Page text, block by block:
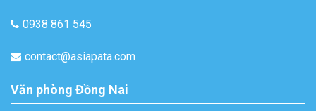
0938 861 545
contact@asiapata.com
Văn phòng Đồng Nai